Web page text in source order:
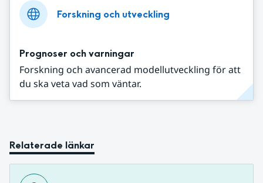
Forskning och utveckling
Prognoser och varningar
Forskning och avancerad modellutveckling för att
du ska veta vad som väntar.
Relaterade länkar